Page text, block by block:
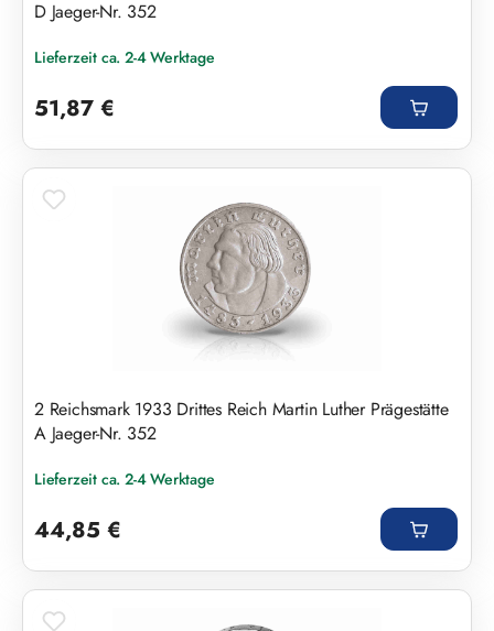
D Jaeger-Nr. 352
Lieferzeit ca. 2-4 Werktage
51,87 €
2 Reichsmark 1933 Drittes Reich Martin Luther Prägestätte
A Jaeger-Nr. 352
Lieferzeit ca. 2-4 Werktage
44,85 €